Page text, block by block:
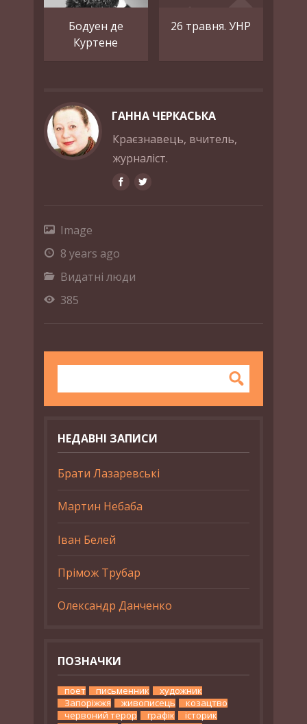
Бодуен де
Куртене
26 травня. УНР
ГАННА ЧЕРКАСЬКА
Краєзнавець, вчитель,
журналіст.
Image
8 years ago
Видатні люди
385
НЕДАВНІ ЗАПИСИ
Брати Лазаревські
Мартин Небаба
Іван Белей
Прімож Трубар
Олександр Данченко
ПОЗНАЧКИ
поет письменник
художник
Запоріжжя
живописець
козацтво
червоний терор
графік
історик